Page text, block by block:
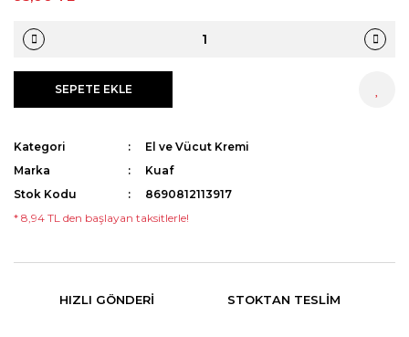
SEPETE EKLE
Kategori
El ve Vücut Kremi
Marka
Kuaf
Stok Kodu
8690812113917
* 8,94 TL den başlayan taksitlerle!
HIZLI GÖNDERI STOKTAN TESLIM